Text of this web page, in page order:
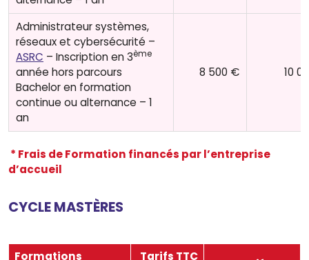
Administrateur systèmes,
réseaux et cybersécurité –
ASRC – Inscription en 3ème
année hors parcours
Bachelor en formation
continue ou alternance – 1
an
8 500 € 10
* Frais de Formation financés par l’entreprise
d’accueil
CYCLE MASTÈRES
Formations Tarifs TTC